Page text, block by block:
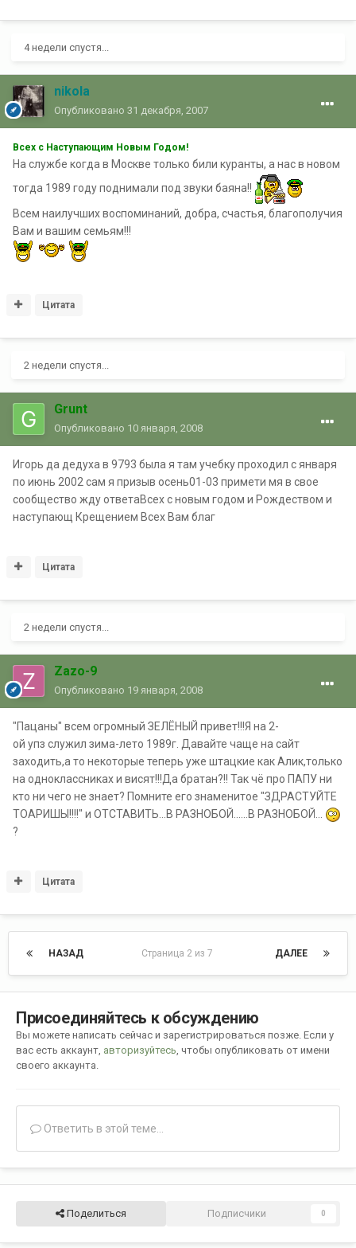
4 недели спустя...
nikola
Опубликовано 31 декабря, 2007
Всех с Наступающим Новым Годом!
На службе когда в Москве только били куранты, а нас в новом
тогда 1989 году поднимали под звуки баяна!!
Всем наилучших воспоминаний, добра, счастья, благополучия
Вам и вашим семьям!!!
Цитата
2 недели спустя...
Grunt
Опубликовано 10 января, 2008
Игорь да дедуха в 9793 была я там учебку проходил с января
по июнь 2002 сам я призыв осень01-03 примети мя в свое
сообщество жду ответаВсех с новым годом и Рождеством и
наступающ Крещением Всех Вам благ
Цитата
2 недели спустя...
Zazo-9
Опубликовано 19 января, 2008
"Пацаны" всем огромный ЗЕЛЁНЫЙ привет!!!Я на 2-
ой упз служил зима-лето 1989г. Давайте чаще на сайт
заходить,а то некоторые теперь уже штацкие как Алик,только
на одноклассниках и висят!!!Да братан?!! Так чё про ПАПУ ни
кто ни чего не знает? Помните его знаменитое "ЗДРАСТУЙТЕ
ТОАРИШЫ!!!!" и ОТСТАВИТЬ...В РАЗНОБОЙ......В РАЗНОБОЙ...
?
Цитата
НАЗАД ДАЛЕЕ
Страница 2 из 7
Присоединяйтесь к обсуждению
Вы можете написать сейчас и зарегистрироваться позже. Если у
вас есть аккаунт, авторизуйтесь, чтобы опубликовать от имени
своего аккаунта.
Ответить в этой теме...
Поделиться Подписчики 0